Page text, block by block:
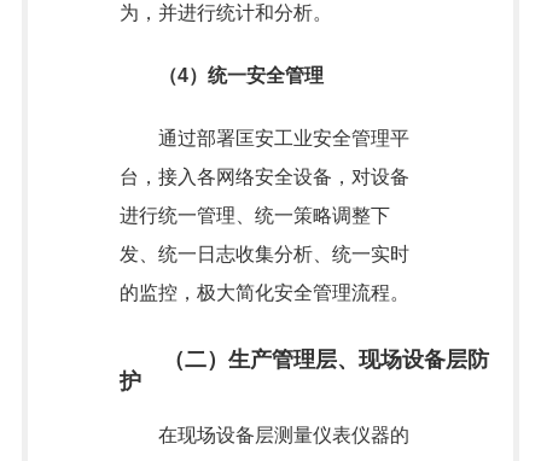
为，并进行统计和分析。
（4）统一安全管理
通过部署匡安工业安全管理平
台，接入各网络安全设备，对设备
进行统一管理、统一策略调整下
发、统一日志收集分析、统一实时
的监控，极大简化安全管理流程。
（二）生产管理层、现场设备层防
护
在现场设备层测量仪表仪器的